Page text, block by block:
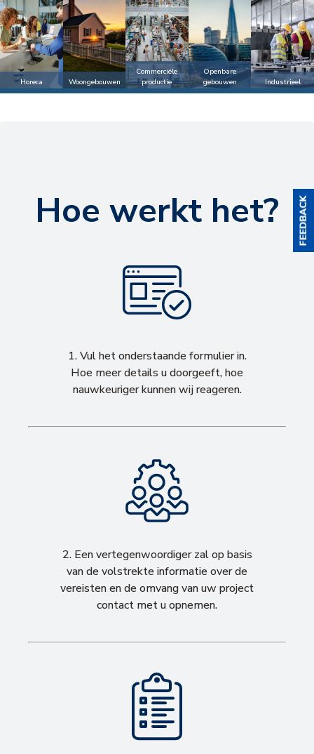
Horeca Woongebouwen
Commerciële
productie
Openbare
gebouwen
Industrieel
Hoe werkt het?
1. Vul het onderstaande formulier in.
Hoe meer details u doorgeeft, hoe
nauwkeuriger kunnen wij reageren.
2. Een vertegenwoordiger zal op basis
van de volstrekte informatie over de
vereisten en de omvang van uw project
contact met u opnemen.